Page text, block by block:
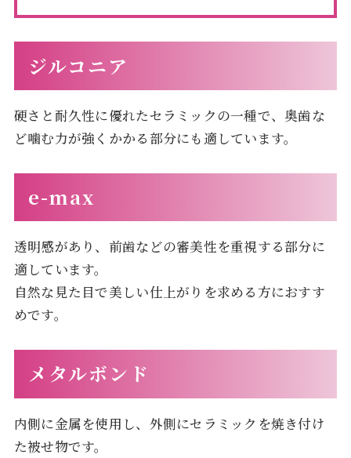
ジルコニア
硬さと耐久性に優れたセラミックの一種で、奥歯な
ど噛む力が強くかかる部分にも適しています。
e-max
透明感があり、前歯などの審美性を重視する部分に
適しています。
自然な見た目で美しい仕上がりを求める方におすす
めです。
メタルボンド
内側に金属を使用し、外側にセラミックを焼き付け
た被せ物です。